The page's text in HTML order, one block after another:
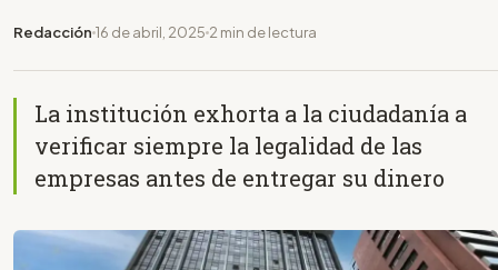
Redacción 16 de abril, 2025 2 min de lectura
La institución exhorta a la ciudadanía a
verificar siempre la legalidad de las
empresas antes de entregar su dinero